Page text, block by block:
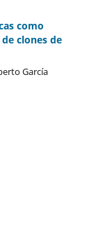
como
clones de
García